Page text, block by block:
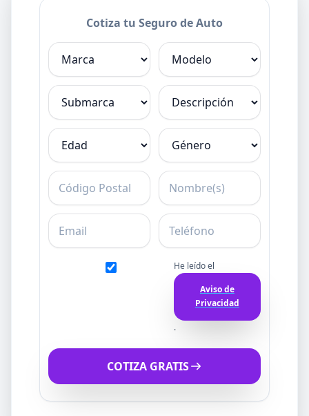
Cotiza tu Seguro de Auto
Marca
Modelo
Submarca Descripción
Edad Género
C.P. Nombre
Email Teléfono
He leído el
Aviso de
Privacidad
.
COTIZA GRATIS